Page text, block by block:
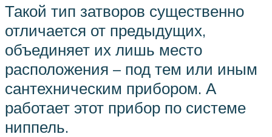
Такой тип затворов существенно
отличается от предыдущих,
объединяет их лишь место
расположения – под тем или иным
сантехническим прибором. А
работает этот прибор по системе
ниппель.